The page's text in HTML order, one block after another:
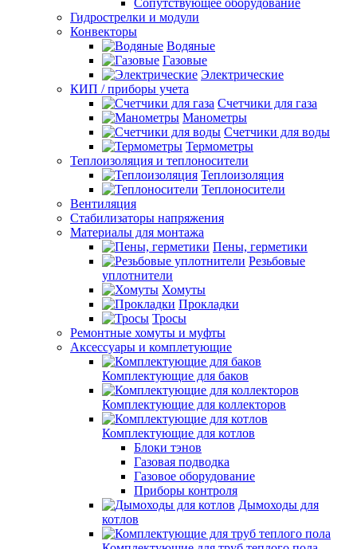
Сопутствующее оборудование
Гидрострелки и модули
Конвекторы
Водяные
Газовые
Электрические
КИП / приборы учета
Счетчики для газа
Манометры
Счетчики для воды
Термометры
Теплоизоляция и теплоносители
Теплоизоляция
Теплоносители
Вентиляция
Стабилизаторы напряжения
Материалы для монтажа
Пены, герметики
Резьбовые
уплотнители
Хомуты
Прокладки
Тросы
Ремонтные хомуты и муфты
Аксессуары и комплетующие
Комплектующие для баков
Комплектующие для коллекторов
Комплектующие для котлов
Блоки тэнов
Газовая подводка
Газовое оборудование
Приборы контроля
Дымоходы для
котлов